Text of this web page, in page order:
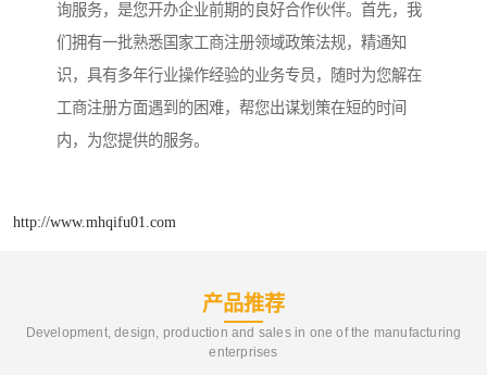
询服务，是您开办企业前期的良好合作伙伴。首先，我
们拥有一批熟悉国家工商注册领域政策法规，精通知
识，具有多年行业操作经验的业务专员，随时为您解在
工商注册方面遇到的困难，帮您出谋划策在短的时间
内，为您提供的服务。
http://www.mhqifu01.com
产品推荐
Development, design, production and sales in one of the manufacturing
enterprises